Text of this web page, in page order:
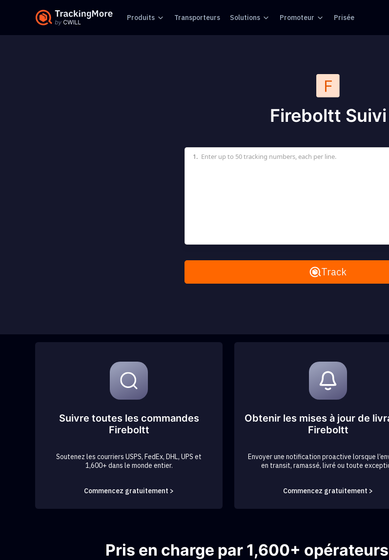
Produits Transporteurs Solutions Promoteur Prisée
Fireboltt Suivi
Enter up to 50 tracking numbers, each per line.
1.
Remove AllTrack
Suivre toutes les commandes
Fireboltt
Soutenez les courriers USPS, FedEx, DHL, UPS et
1,600+ dans le monde entier.
Commencez gratuitement >
Obtenir les mises à jour de
Fireboltt
Envoyer une notification proactive lorsque
en transit, ramassé, livré ou toute
Commencez gratuitement >
Pris en charge par 1,600+